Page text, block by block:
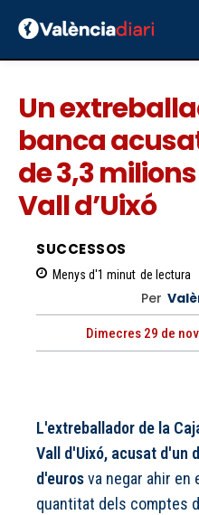
Un
banca
de 3,3
Vall d’Uixó
SUCCESSOS
Menys d'1 minut de lectura
Per
Dimecres 29 de
L'extreballador de la
Vall d'Uixó, acusat d'un
d'eurosva negar ahir
quantitat dels comptes